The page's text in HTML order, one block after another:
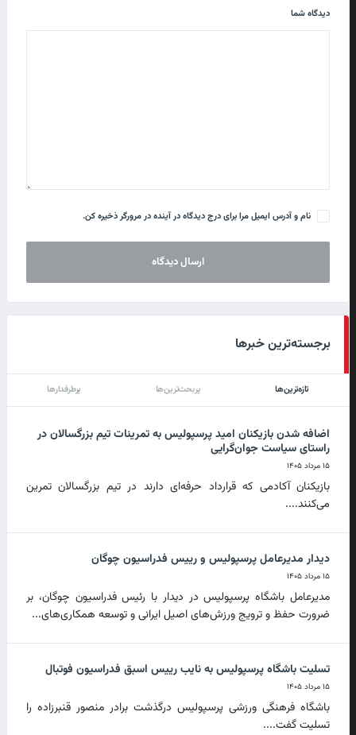
دیدگاه شما
نام و آدرس ایمیل مرا برای درج دیدگاه در آینده در مرورگر ذخیره کن.
برجسته‌ترین خبرها
تازه‌ترین‌ها پربحث‌ترین‌ها پرطرفدارها
اضافه شدن بازیکنان امید پرسپولیس به تمرینات تیم بزرگسالان در
راستای سیاست جوان‌گرایی
۱۵ مرداد ۱۴۰۵
بازیکنان آکادمی که قرارداد حرفه‌ای دارند در تیم بزرگسالان تمرین
می‌کنند....
دیدار مدیرعامل پرسپولیس و رییس فدراسیون چوگان
۱۵ مرداد ۱۴۰۵
مدیرعامل باشگاه پرسپولیس در دیدار با رئیس فدراسیون چوگان، بر
ضرورت حفظ و ترویج ورزش‌های اصیل ایرانی و توسعه همکاری‌های...
تسلیت باشگاه پرسپولیس به نایب رییس اسبق فدراسیون فوتبال
۱۵ مرداد ۱۴۰۵
باشگاه فرهنگی ورزشی پرسپولیس درگذشت برادر منصور قنبرزاده را
تسلیت گفت....